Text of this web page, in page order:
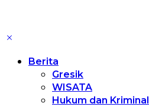
Berita
Gresik
WISATA
Hukum dan Kriminal